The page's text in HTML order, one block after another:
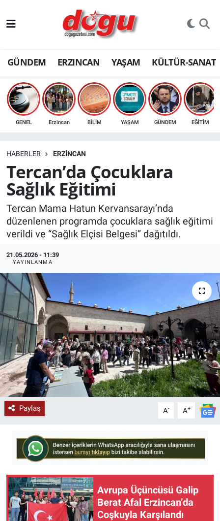
GÜNDEM ERZINCAN YAŞAM KÜLTÜR-SANAT
GENEL Erzincan BİLİM YAŞAM GÜNDEM EĞİTİM
HABERLER ERZINCAN
Tercan’da Çocuklara
Sağlık Eğitimi
Tercan Mama Hatun Kervansarayı’nda
düzenlenen programda çocuklara sağlık eğitimi
verildi ve “Sağlık Elçisi Belgesi” dağıtıldı.
21.05.2026 - 11:39
YAYINLANMA
Paylaş A- A+
Avrupa Üçüncüsü Galip
Berat Afal Erzincan’da
Coşkuyla Karşılandı
ERZINCAN
GÜNDEM
ERZİNCAN FOTOĞRAFLARI
SAĞLIK
Bilim, teknoloji
GENEL
KÜLTÜR-SANAT
Yerel Haber
Politika
SPOR
YAŞAM
RESMİ İLAN